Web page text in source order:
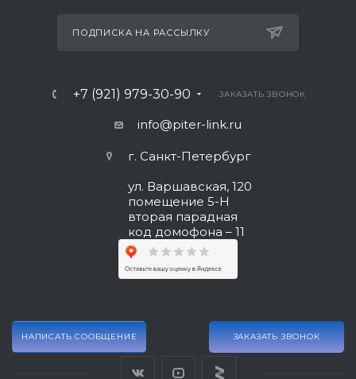
ПОДПИСКА НА РАССЫЛКУ
+7 (921) 979-30-90 ЗАКАЗАТЬ ЗВОНОК
info@piter-link.ru
г. Санкт-Петербург
ул. Варшавская, 120
помещение 5-Н
вторая парадная
код домофона – 11
НАПИСАТЬ СООБЩЕНИЕ ЗАКАЗАТЬ ЗВОНОК